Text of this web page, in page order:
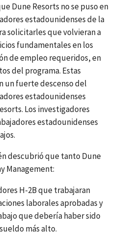
Dune Resorts no se puso en
estadounidenses de la
solicitarles que volvieran a
fundamentales en los
de empleo requeridos, en
del programa. Estas
un fuerte descenso del
estadounidenses
Los investigadores
estadounidenses
descubrió que tanto Dune
Management:
H-2B que trabajaran
laborales aprobadas y
que debería haber sido
más alto.